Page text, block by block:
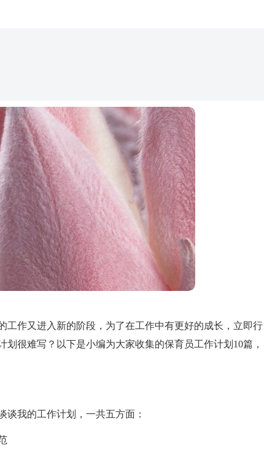
工作又进入新的阶段，为了在工作中有更好的成长，立即行
很难写？以下是小编为大家收集的保育员工作计划10篇，
谈我的工作计划，一共五方面：